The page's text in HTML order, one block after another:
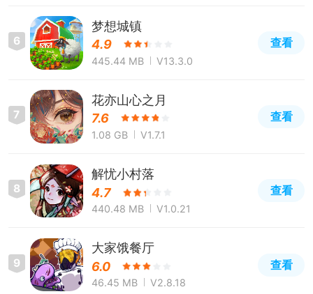
6
梦想城镇
4.9
445.44 MB V13.3.0
查看
7
花亦山心之月
7.6
1.08 GB V1.7.1
查看
8
解忧小村落
4.7
440.48 MB V1.0.21
查看
9
大家饿餐厅
6.0
46.45 MB V2.8.18
查看